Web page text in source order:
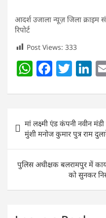
आदर्श उजाला न्यूज़ जिला क्राइम
रिपोर्ट
Post Views: 333
W
at
s
A
p
p
F
c
e
b
o
o
T
itt
er
Li
k
e
n
Post
navigation
मां लक्ष्मी एंड कंपनी नवीन
मुंशी मनोज कुमार पुत्र राम
पुलिस अधीक्षक बलरामपुर में
को सुनकर